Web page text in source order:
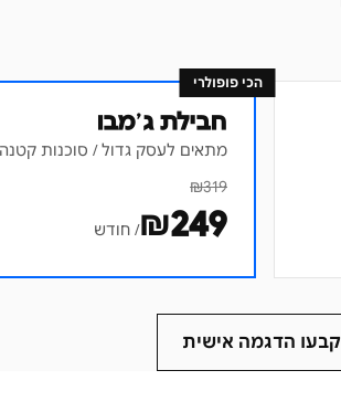
הכי פופולרי
חבילת ג׳מבו
מתאים לעסק גדול / סוכנות קטנה
₪319
₪249 / חודש
קבעו הדגמה אישית